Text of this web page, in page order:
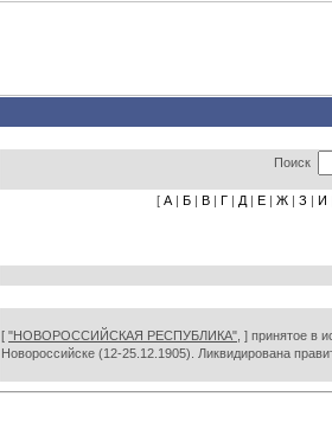
Поиск
[ А | Б | В | Г | Д | Е | Ж | З | И
[ "НОВОРОССИЙСКАЯ РЕСПУБЛИКА", ] принятое в
Новороссийске (12-25.12.1905). Ликвидирована